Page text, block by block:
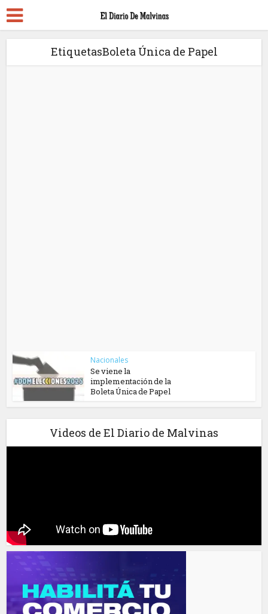
EtiquetasBoleta Única de Papel
Nacionales
Se viene la
implementación de la
Boleta Única de Papel
Videos de El Diario de Malvinas